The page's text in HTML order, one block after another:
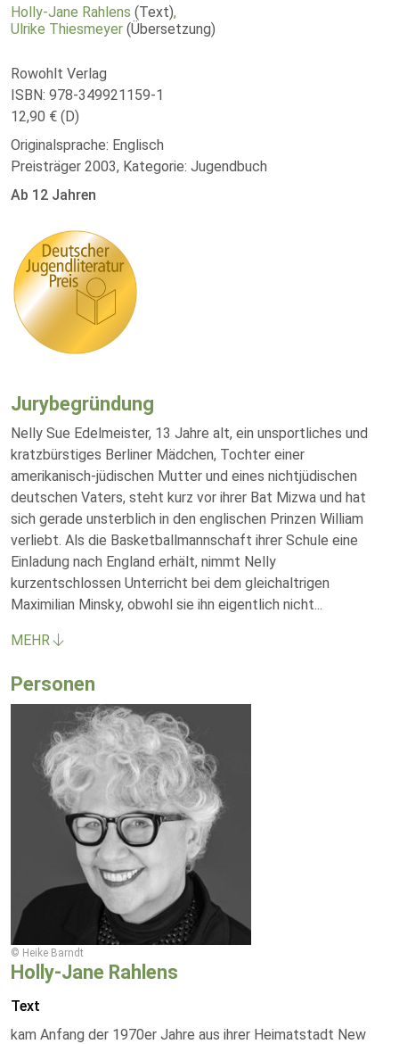
Holly-Jane Rahlens (Text),
Ulrike Thiesmeyer (Übersetzung)
Rowohlt Verlag
ISBN: 978-349921159-1
12,90 € (D)
Originalsprache: Englisch
Preisträger 2003, Kategorie: Jugendbuch
Ab 12 Jahren
Jurybegründung
Nelly Sue Edelmeister, 13 Jahre alt, ein unsportliches und
kratzbürstiges Berliner Mädchen, Tochter einer
amerikanisch-jüdischen Mutter und eines nichtjüdischen
deutschen Vaters, steht kurz vor ihrer Bat Mizwa und hat
sich gerade unsterblich in den englischen Prinzen William
verliebt. Als die Basketballmannschaft ihrer Schule eine
Einladung nach England erhält, nimmt Nelly
kurzentschlossen Unterricht bei dem gleichaltrigen
Maximilian Minsky, obwohl sie ihn eigentlich nicht...
MEHR
Personen
© Heike Barndt
Holly-Jane Rahlens
Text
kam Anfang der 1970er Jahre aus ihrer Heimatstadt New